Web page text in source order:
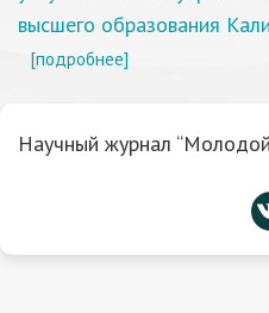
высшего образования
[подробнее]
Научный журнал